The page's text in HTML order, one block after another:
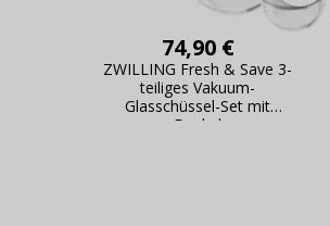
74,90 €
ZWILLING Fresh & Save 3-
teiliges Vakuum-
Glasschüssel-Set mit
Deckel